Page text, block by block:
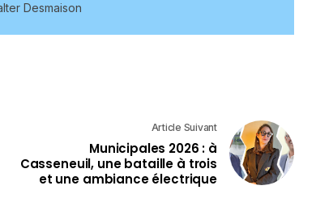
Desmaison
Article Suivant
Municipales 2026 : à
Casseneuil, une bataille à trois
et une ambiance électrique